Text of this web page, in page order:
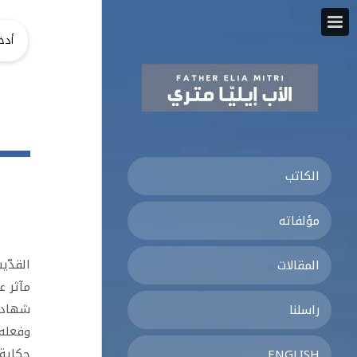
الكاتب
مؤلفاته
المقالات
راسلنا